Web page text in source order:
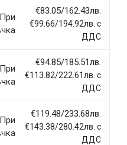
suscipit ultrices.
При
€83.05/162.43лв.
€99.66/194.92лв. с
ДДС
При
€94.85/185.51лв.
€113.82/222.61лв. с
ДДС
При
€119.48/233.68лв.
€143.38/280.42лв. с
ДДС